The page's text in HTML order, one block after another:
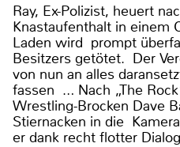
Ray, Ex-Polizist, heuert
Knastaufenthalt in einem
Laden wird prompt
Besitzers getötet. Der
von nun an alles
fassen … Nach „The
Wrestling-Brocken Dave
Stiernacken in die
er dank recht flotter